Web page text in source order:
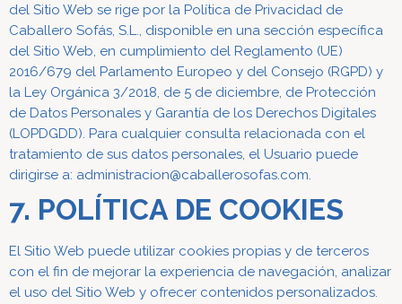
del Sitio Web se rige por la Política de Privacidad de
Caballero Sofás, S.L., disponible en una sección específica
del Sitio Web, en cumplimiento del Reglamento (UE)
2016/679 del Parlamento Europeo y del Consejo (RGPD) y
la Ley Orgánica 3/2018, de 5 de diciembre, de Protección
de Datos Personales y Garantía de los Derechos Digitales
(LOPDGDD). Para cualquier consulta relacionada con el
tratamiento de sus datos personales, el Usuario puede
dirigirse a: administracion@caballerosofas.com.
7. POLÍTICA DE COOKIES
El Sitio Web puede utilizar cookies propias y de terceros
con el fin de mejorar la experiencia de navegación, analizar
el uso del Sitio Web y ofrecer contenidos personalizados.